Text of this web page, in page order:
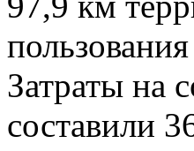
Затраты на
составили